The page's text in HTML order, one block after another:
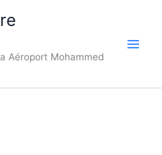
Aéroport Mohammed